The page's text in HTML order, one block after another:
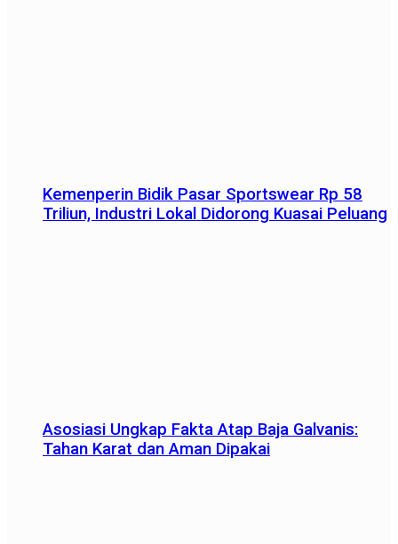
Kemenperin Bidik Pasar Sportswear Rp 58
Triliun, Industri Lokal Didorong Kuasai Peluang
Asosiasi Ungkap Fakta Atap Baja Galvanis:
Tahan Karat dan Aman Dipakai